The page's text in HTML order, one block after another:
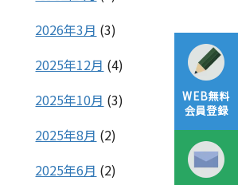
WEB無料
会員登録
2026年3月 (3)
2025年12月 (4)
2025年10月 (3)
2025年8月 (2)
2025年6月 (2)